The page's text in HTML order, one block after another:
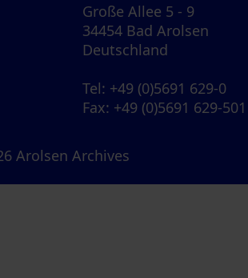
Große Allee 5 - 9
34454 Bad Arolsen
Deutschland
Tel: +49 (0)5691 629-0
Fax: +49 (0)5691 629-501
Arolsen Archives